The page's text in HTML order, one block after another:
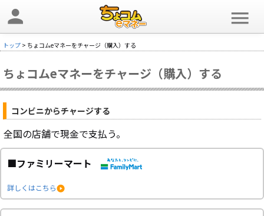
person menu
トップ > ちょコムeマネーをチャージ（購入）する
ちょコムeマネーをチャージ（購入）する
コンビニからチャージする
全国の店舗で現金で支払う。
■ファミリーマート
詳しくはこちら